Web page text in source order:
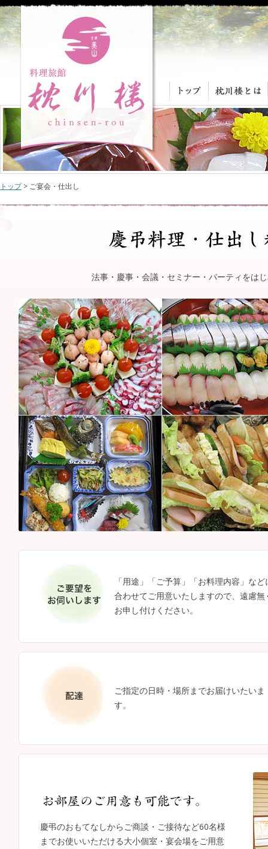
トップ> ご宴会・仕出し
法事・慶事・会議・セミナー・パーティをは
「用途」「ご予算」「お料理内容」など
合わせてご用意いたしますので、遠慮無
お申し付けください。
ご指定の日時・場所までお届けいたいま
す。
慶弔のおもてなしからご商談・ご接待など60名様
までお使いいただける大小個室・宴会場をご用意